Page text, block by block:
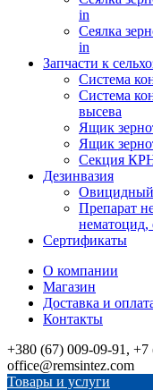
in
Сеялка
in
Запчасти к
Система
Система
высева
Ящик
Ящик
Секция
Дезинвазия
Овицидный
Препарат
Сертификаты
О компании
Магазин
Доставка и
Контакты
+380 (67) 009-09-91,
office@remsintez.com
Товары и услуги